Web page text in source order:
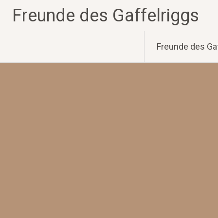
InhaltFreunde des Gaffelriggs
Freunde des